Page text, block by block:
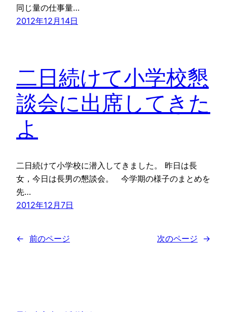
同じ量の仕事量…
2012年12月14日
二日続けて小学校懇
談会に出席してきた
よ
二日続けて小学校に潜入してきました。 昨日は長
女，今日は長男の懇談会。 今学期の様子のまとめを
先…
2012年12月7日
← 前のページ 次のページ →